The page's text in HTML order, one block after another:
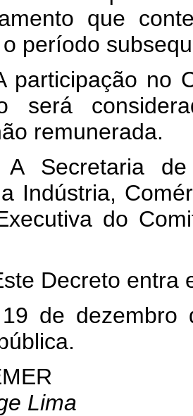
que
período
participação no
será
remunerada.
Secretaria
Indústria,
do
Decreto entra
de dezembro
Lima